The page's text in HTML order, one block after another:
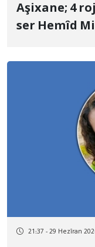
Aşixane; 4
ser Hemîd
Çoxê tune ye
21:37 - 29 Hezîran